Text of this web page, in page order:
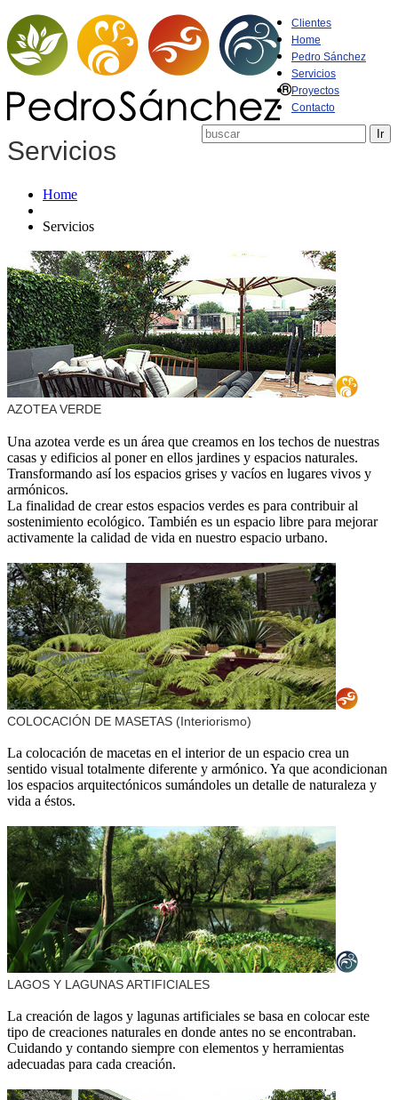
Clientes
Home
Pedro Sánchez
Servicios
Proyectos
Contacto
Servicios
Home
Servicios
AZOTEA VERDE
Una azotea verde es un área que creamos en los techos de nuestras
casas y edificios al poner en ellos jardines y espacios naturales.
Transformando así los espacios grises y vacíos en lugares vivos y
armónicos.
La finalidad de crear estos espacios verdes es para contribuir al
sostenimiento ecológico. También es un espacio libre para mejorar
activamente la calidad de vida en nuestro espacio urbano.
COLOCACIÓN DE MASETAS (Interiorismo)
La colocación de macetas en el interior de un espacio crea un
sentido visual totalmente diferente y armónico. Ya que acondicionan
los espacios arquitectónicos sumándoles un detalle de naturaleza y
vida a éstos.
LAGOS Y LAGUNAS ARTIFICIALES
La creación de lagos y lagunas artificiales se basa en colocar este
tipo de creaciones naturales en donde antes no se encontraban.
Cuidando y contando siempre con elementos y herramientas
adecuadas para cada creación.